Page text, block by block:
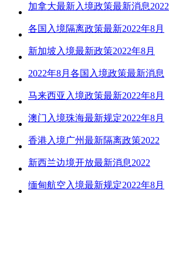
加拿大最新入境政策最新消息2022
各国入境隔离政策最新2022年8月
新加坡入境最新政策2022年8月
2022年8月各国入境政策最新消息
马来西亚入境政策最新2022年8月
澳门入境珠海最新规定2022年8月
香港入境广州最新隔离政策2022
新西兰边境开放最新消息2022
缅甸航空入境最新规定2022年8月